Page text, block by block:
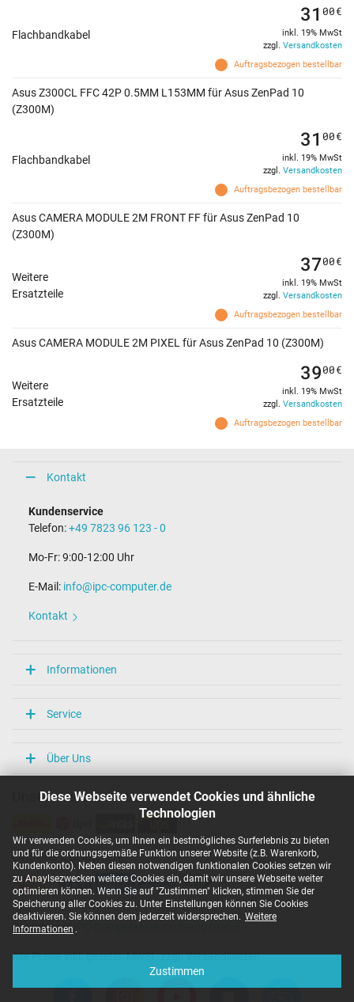
Diese Webseite verwendet Cookies und ähnliche
Technologien
Wir verwenden Cookies, um Ihnen ein bestmögliches Surferlebnis zu bieten
und für die ordnungsgemäße Funktion unserer Website (z.B. Warenkorb,
Kundenkonto). Neben diesen notwendigen funktionalen Cookies setzen wir
zu Anaylsezwecken weitere Cookies ein, damit wir unsere Webseite weiter
optimieren können. Wenn Sie auf "Zustimmen" klicken, stimmen Sie der
Speicherung aller Cookies zu. Unter Einstellungen können Sie Cookies
deaktivieren. Sie können dem jederzeit widersprechen. Weitere
Informationen .
Zustimmen
Flachbandkabel
Auftragsbezogen bestellbar
31 00€
inkl. 19% MwSt
zzgl. Versandkosten
Asus Z300CL FFC 42P 0.5MM L153MM für Asus ZenPad 10
(Z300M)
Flachbandkabel
Auftragsbezogen bestellbar
31 00€
inkl. 19% MwSt
zzgl. Versandkosten
Asus CAMERA MODULE 2M FRONT FF für Asus ZenPad 10
(Z300M)
Weitere
Ersatzteile
Auftragsbezogen bestellbar
3700€
inkl. 19% MwSt
zzgl. Versandkosten
Asus CAMERA MODULE 2M PIXEL für Asus ZenPad 10 (Z300M)
Weitere
Ersatzteile
Auftragsbezogen bestellbar
3900€
inkl. 19% MwSt
zzgl. Versandkosten
Kontakt
Kundenservice
Telefon:+49 7823 96 123 - 0
Mo-Fr: 9:00-12:00 Uhr
E-Mail: info@ipc-computer.de
Kontakt
Informationen
Service
Über Uns
Unsere Versandarten
Unsere Zahlarten
Copyright ©
Alle Preise inkl. gesetzl. MwSt. zzgl. Versandkosten